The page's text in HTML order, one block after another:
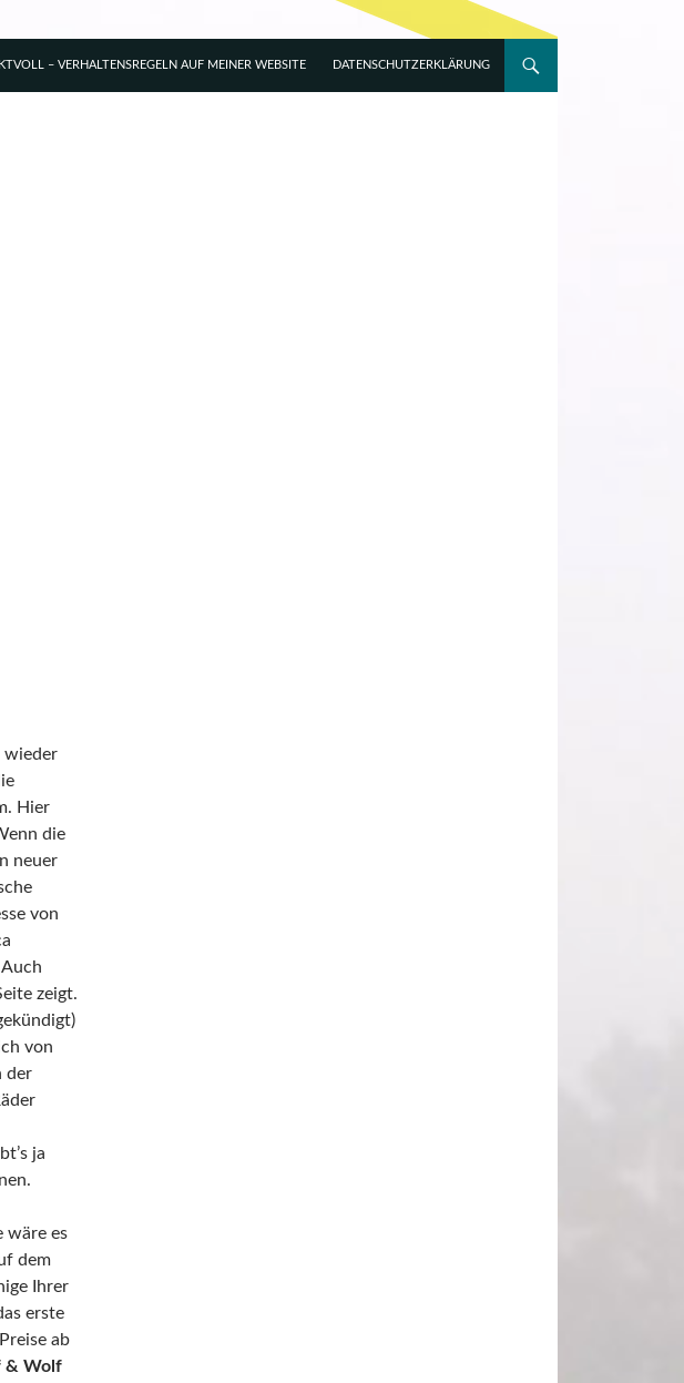
DATENSCHUTZERKLÄRUNG
– VERHALTENSREGELN AUF MEINER WEBSITE
wieder
Hier
die
neuer
von
zeigt.
von
der
ja
wäre es
dem
Ihrer
erste
ab
& Wolf